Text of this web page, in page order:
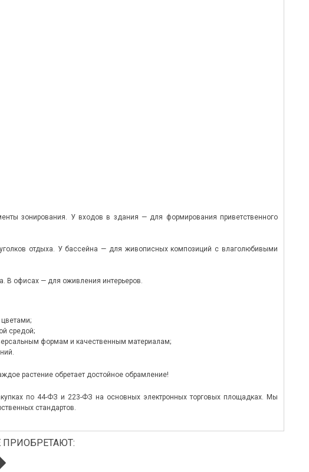
зонирования. У входов в здания — для формирования приветственного
отдыха. У бассейна — для живописных композиций с влаголюбивыми
В офисах — для оживления интерьеров.
средой;
формам и качественным материалам;
растение обретает достойное обрамление!
по 44-ФЗ и 223-ФЗ на основных электронных торговых площадках. Мы
стандартов.